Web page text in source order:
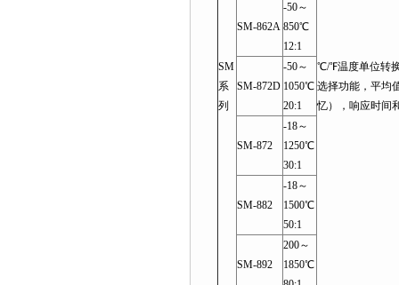
SM
系
列
℃/℉温度单位转
选择功能，平均
忆），响应时间
SM-862A
-50～
850℃
12:1
SM-872D
-50～
1050℃
20:1
SM-872
-18～
1250℃
30:1
SM-882
-18～
1500℃
50:1
SM-892
200～
1850℃